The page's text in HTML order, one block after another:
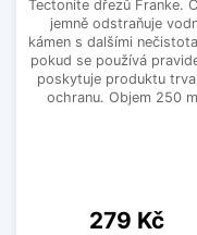
Tectonite dřezů Franke.
jemně odstraňuje
kámen s dalšími
pokud se používá
poskytuje produktu
ochranu. Objem 250
Cena
279 Kč